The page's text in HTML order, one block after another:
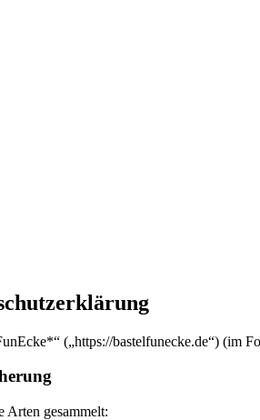
(„https://bastelfunecke.de“) (im
Arten gesammelt: